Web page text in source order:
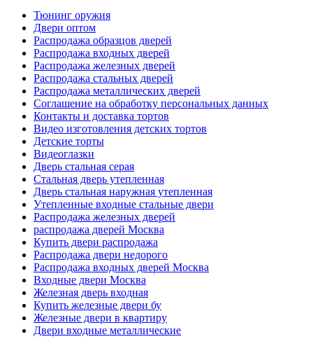
Тюнинг оружия
Двери оптом
Распродажа образцов дверей
Распродажа входных дверей
Распродажа железных дверей
Распродажа стальных дверей
Распродажа металлических дверей
Соглашение на обработку персональных данных
Контакты и доставка тортов
Видео изготовления детских тортов
Детские торты
Видеоглазки
Дверь стальная серая
Стальная дверь утепленная
Дверь стальная наружная утепленная
Утепленные входные стальные двери
Распродажа железных дверей
распродажа дверей Москва
Купить двери распродажа
Распродажа двери недорого
Распродажа входных дверей Москва
Входные двери Москва
Железная дверь входная
Купить железные двери бу
Железные двери в квартиру
Двери входные металлические